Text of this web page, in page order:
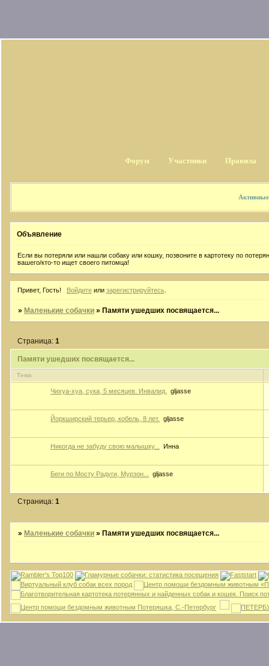
Форум Участники Правила
Объявление
Если вы потеряли или нашли собаку или кошку, позвоните в картотеку по
вашего/кто-то ищет своего питомца!
Привет, Гость! Войдитеили зарегистрируйтесь
» Маленькие собачки » Памяти ушедших посвящается...
Памяти ушедших посвящается...
Страница:1
Тема
Чихуа-хуа, сука, 5 месяцев. Инвалид. gljasse
Йоркширский терьер, кобель, 8 лет. gljasse
Никогда не забуду свою малышку... Инна
Беги по Мосту Радуги, Мурзон... gljasse
Страница:1
» Маленькие собачки »Памяти ушедших посвящается...